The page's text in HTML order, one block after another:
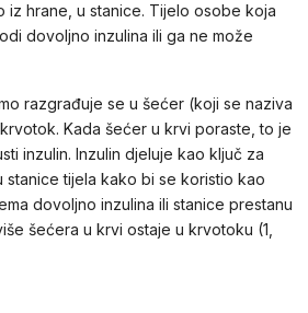
iz hrane, u stanice. Tijelo osobe koja
dovoljno inzulina ili ga ne može
razgrađuje se u šećer (koji se naziva
Kada šećer u krvi poraste, to je
inzulin. Inzulin djeluje kao ključ za
tijela kako bi se koristio kao
dovoljno inzulina ili stanice prestanu
šećera u krvi ostaje u krvotoku (1,